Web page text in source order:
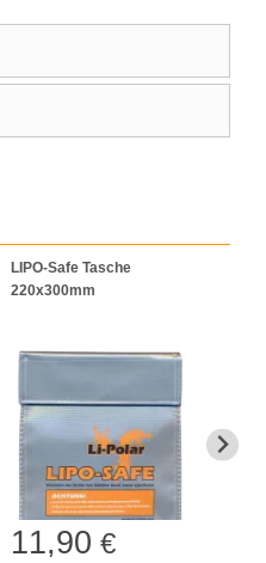
LIPO-Safe Tasche
220x300mm
11,90 €